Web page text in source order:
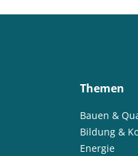
Themen
Bauen &
Bildung &
Energie